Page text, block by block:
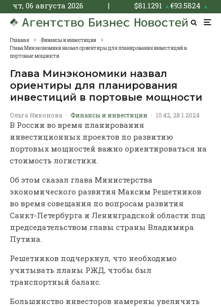
чт, 06 августа 2026 | $81.1291 ▲€93.5824 ▲
Главная
Финансы и инвестиции
Глава Минэкономики назвал ориентиры для планирования инвестиций в
портовые мощности
Глава Минэкономики назвал
ориентиры для планирования
инвестиций в портовые мощности
Ольга Никонова · Финансы и инвестиции · 10:42, 28.1.2024
В России во время планирования
инвестиционных проектов по развитию
портовых мощностей важно ориентироваться на
стоимость логистики.
Об этом сказал глава Министерства
экономического развития Максим Решетников
во время совещания по вопросам развития
Санкт-Петербурга и Ленинградской области под
председательством главы страны Владимира
Путина.
Решетников подчеркнул, что необходимо
учитывать планы РЖД, чтобы был
транспортный баланс.
Большинство инвесторов намерены увеличить